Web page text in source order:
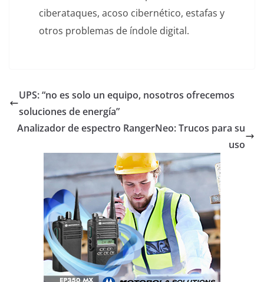
ciberataques, acoso cibernético, estafas y
otros problemas de índole digital.
UPS: “no es solo un equipo, nosotros ofrecemos
soluciones de energía”
Analizador de espectro RangerNeo: Trucos para su
uso